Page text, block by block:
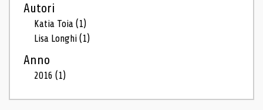
Autori
Katia Toia(1)
Lisa Longhi(1)
Anno
2016(1)